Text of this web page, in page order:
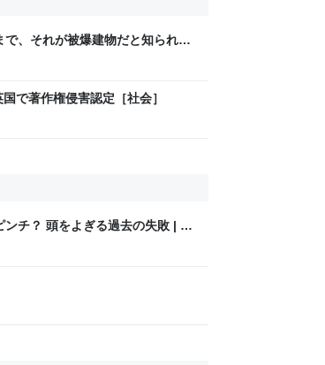
、それが被爆建物だと知られて
を飲んで、多くの被爆者が息絶
で著作権侵害認定［社会］
チ？ 頭をよぎる過去の失敗 | ニ